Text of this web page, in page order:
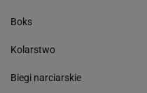
Boks
Kolarstwo
Biegi narciarskie